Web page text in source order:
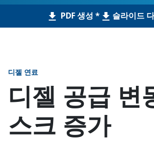
PDF 생성 * 슬라이드
디젤 연료
디젤 공급 변
스크 증가